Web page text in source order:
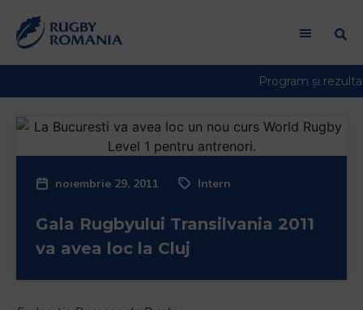
in
screen
Accessibility
noiembrie 29, 2011 Intern
Gala Rugbyului Transilvania 2011
va avea loc la Cluj